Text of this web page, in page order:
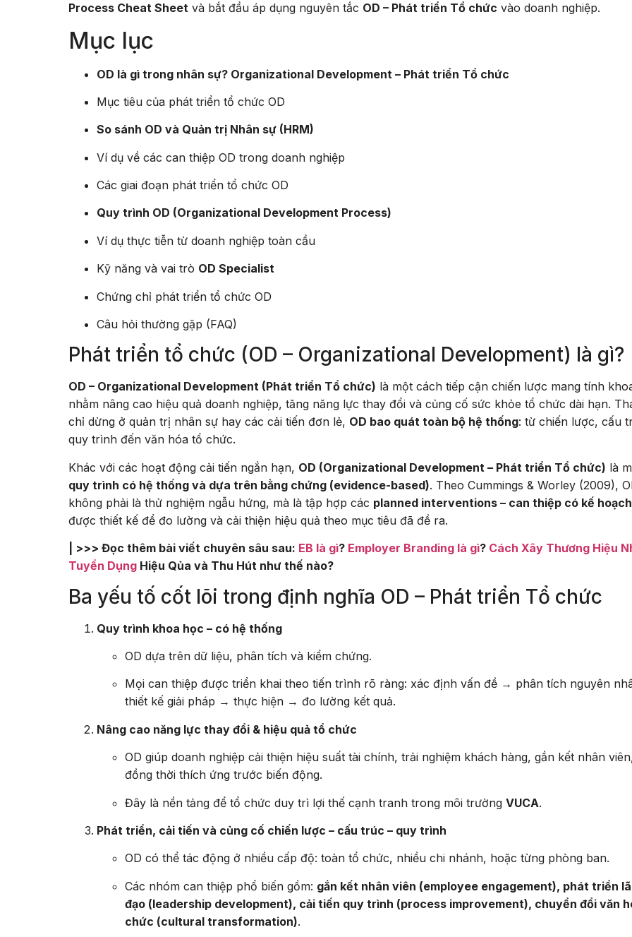
Process Cheat Sheet và bắt đầu áp dụng nguyên tắc OD – Phát triển Tổ chức vào doanh nghiệp.
Mục lục
OD là gì trong nhân sự? Organizational Development – Phát triển Tổ chức
Mục tiêu của phát triển tổ chức OD
So sánh OD và Quản trị Nhân sự (HRM)
Ví dụ về các can thiệp OD trong doanh nghiệp
Các giai đoạn phát triển tổ chức OD
Quy trình OD (Organizational Development Process)
Ví dụ thực tiễn từ doanh nghiệp toàn cầu
Kỹ năng và vai trò OD Specialist
Chứng chỉ phát triển tổ chức OD
Câu hỏi thường gặp (FAQ)
Phát triển tổ chức (OD – Organizational Development) là gì?
OD – Organizational Development (Phát triển Tổ chức) là một cách tiếp cận chiến lược mang tính
nhằm nâng cao hiệu quả doanh nghiệp, tăng năng lực thay đổi và củng cố sức khỏe tổ chức dài hạn.
chỉ dừng ở quản trị nhân sự hay các cải tiến đơn lẻ, OD bao quát toàn bộ hệ thống: từ chiến lược, cấu
quy trình đến văn hóa tổ chức.
Khác với các hoạt động cải tiến ngắn hạn, OD (Organizational Development – Phát triển Tổ chức) là
quy trình có hệ thống và dựa trên bằng chứng (evidence-based). Theo Cummings & Worley (2009),
không phải là thử nghiệm ngẫu hứng, mà là tập hợp các planned interventions – can thiệp có kế hoạch
được thiết kế để đo lường và cải thiện hiệu quả theo mục tiêu đã đề ra.
| >>> Đọc thêm bài viết chuyên sâu sau: EB là gì? Employer Branding là gì? Cách Xây Thương Hiệu
Tuyển Dụng Hiệu Qủa và Thu Hút như thế nào?
Ba yếu tố cốt lõi trong định nghĩa OD – Phát triển Tổ chức
Quy trình khoa học – có hệ thống
OD dựa trên dữ liệu, phân tích và kiểm chứng.
Mọi can thiệp được triển khai theo tiến trình rõ ràng: xác định vấn đề → phân tích nguyên
thiết kế giải pháp → thực hiện → đo lường kết quả.
Nâng cao năng lực thay đổi & hiệu quả tổ chức
OD giúp doanh nghiệp cải thiện hiệu suất tài chính, trải nghiệm khách hàng, gắn kết nhân
đồng thời thích ứng trước biến động.
Đây là nền tảng để tổ chức duy trì lợi thế cạnh tranh trong môi trường VUCA.
Phát triển, cải tiến và củng cố chiến lược – cấu trúc – quy trình
OD có thể tác động ở nhiều cấp độ: toàn tổ chức, nhiều chi nhánh, hoặc từng phòng ban.
Các nhóm can thiệp phổ biến gồm: gắn kết nhân viên (employee engagement), phát triển
đạo (leadership development), cải tiến quy trình (process improvement), chuyển đổi văn
chức (cultural transformation).